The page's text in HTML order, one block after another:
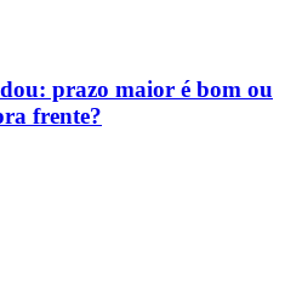
prazo maior é bom ou
frente?